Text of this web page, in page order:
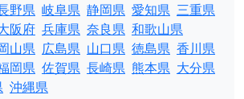
野県 岐阜県 静岡県 愛知県 三重県
阪府 兵庫県 奈良県 和歌山県
山県 広島県 山口県 徳島県 香川県
岡県 佐賀県 長崎県 熊本県 大分県
沖縄県